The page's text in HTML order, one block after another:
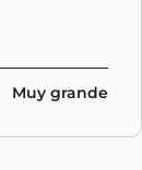
Muy grande